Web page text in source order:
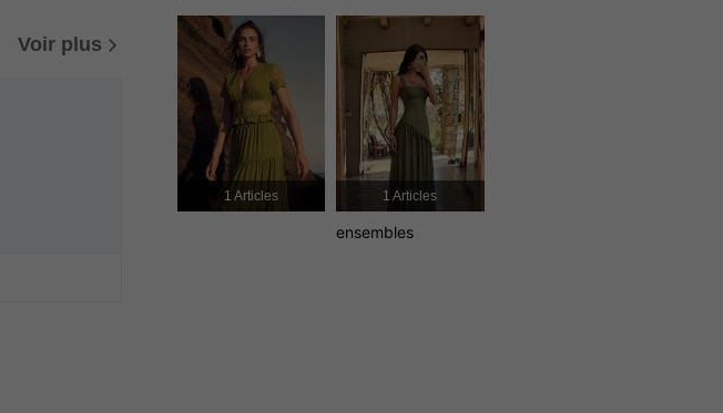
Voir plus
4.89 4K 377K
4.89 4K 377K
4.89 4K 377K
1 Articles 1 Articles
ensembles